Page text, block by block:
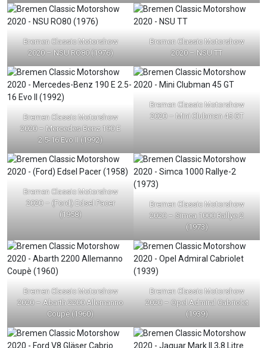
Bremen Classic Motorshow
2020 – NSU RO80 (1976)
Bremen Classic Motorshow
2020 – NSU TT
Bremen Classic Motorshow
2020 – Mercedes-Benz 190 E
2.5-16 Evo II (1992)
Bremen Classic Motorshow
2020 – Mini Clubman 45 GT
Bremen Classic Motorshow
2020 – (Ford) Edsel Pacer
(1958)
Bremen Classic Motorshow
2020 – Simca 1000 Rallye-2
(1973)
Bremen Classic Motorshow
2020 – Abarth 2200 Allemanno
Coupè (1960)
Bremen Classic Motorshow
2020 – Opel Admiral Cabriolet
(1939)